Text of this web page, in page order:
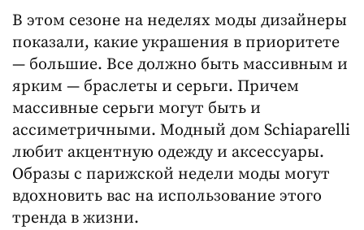
В этом сезоне на неделях моды дизайнеры
показали, какие украшения в приоритете
— большие. Все должно быть массивным и
ярким — браслеты и серьги. Причем
массивные серьги могут быть и
ассиметричными. Модный дом Schiaparelli
любит акцентную одежду и аксессуары.
Образы с парижской недели моды могут
вдохновить вас на использование этого
тренда в жизни.